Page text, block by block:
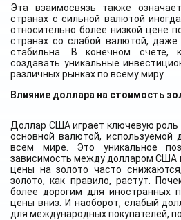
Эта взаимосвязь также
странах с сильной валютой
относительно более низкой цене
странах со слабой валютой,
стабильна. В конечном счете,
создавать уникальные
различных рынках по всему миру.
Влияние доллара на стоимость
Доллар США играет ключевую роль
основной валютой,
всем мире. Это уникальное
зависимость между долларом США
цены на золото часто
золото, как правило, растут.
более дорогим для иностранных
цены вниз. И наоборот, слабый
для международных покупателей,